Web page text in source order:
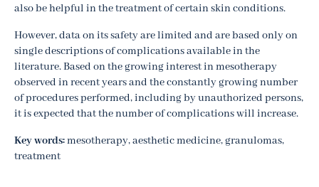
also be helpful in the treatment of certain skin conditions.
However, data on its safety are limited and are based only on
single descriptions of complications available in the
literature. Based on the growing interest in mesotherapy
observed in recent years and the constantly growing number
of procedures performed, including by unauthorized persons,
it is expected that the number of complications will increase.
Key words:mesotherapy, aesthetic medicine, granulomas,
treatment